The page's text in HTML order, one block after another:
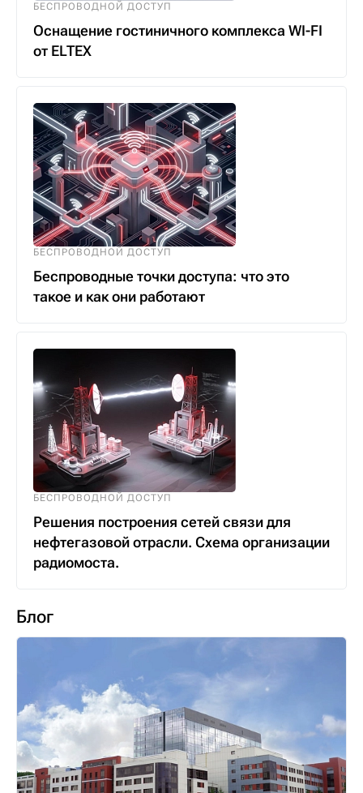
БЕСПРОВОДНОЙ ДОСТУП
Оснащение гостиничного комплекса WI-FI
от ELTEX
БЕСПРОВОДНОЙ ДОСТУП
Беспроводные точки доступа: что это
такое и как они работают
БЕСПРОВОДНОЙ ДОСТУП
Решения построения сетей связи для
нефтегазовой отрасли. Схема организации
радиомоста.
Блог